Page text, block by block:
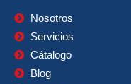
Nosotros
Servicios
Cátalogo
Blog